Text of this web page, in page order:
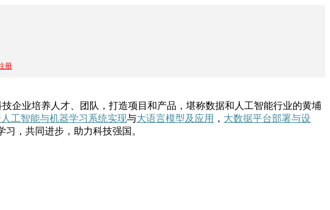
册
企业培养人才、团队，打造项目和产品，堪称数据和人工智能行业的黄埔
人工智能与机器学习系统实现与大语言模型及应用 ， 大数据平台部署与设
，共同进步，助力科技强国。